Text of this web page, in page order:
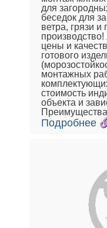
для
беседок для
ветра, грязи
цены и
готового
монтажных
стоимость
объекта и
Подробнее